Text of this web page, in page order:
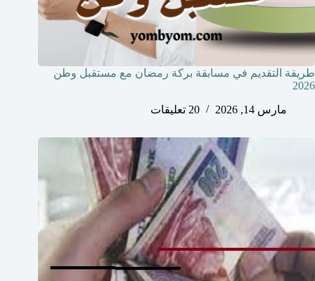
طريقة التقديم في مسابقة بركة رمضان مع مستقبل وطن
2026
مارس 14, 2026
20 تعليقات